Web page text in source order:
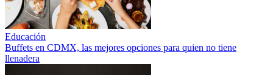
Educación
Buffets en CDMX, las mejores opciones para quien no tiene
llenadera